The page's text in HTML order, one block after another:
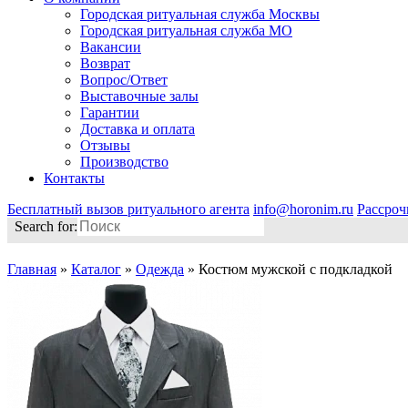
Городская ритуальная служба Москвы
Городская ритуальная служба МО
Вакансии
Возврат
Вопрос/Ответ
Выставочные залы
Гарантии
Доставка и оплата
Отзывы
Производство
Контакты
Бесплатный вызов ритуального агента info@horonim.ru
Search for:
Главная » Каталог » Одежда » Костюм мужской с подкладкой